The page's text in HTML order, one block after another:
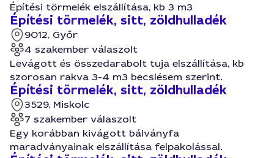
Építési törmelék elszállítása, kb 3 m3
Építési törmelék, sitt, zöldhulladék
9012, Győr
4 szakember válaszolt
Levágott és összedarabolt tuja elszállítása, kb
szorosan rakva 3-4 m3 becslésem szerint.
Építési törmelék, sitt, zöldhulladék
3529, Miskolc
7 szakember válaszolt
Egy korábban kivágott bálványfa
maradványainak elszállítása felpakolással.